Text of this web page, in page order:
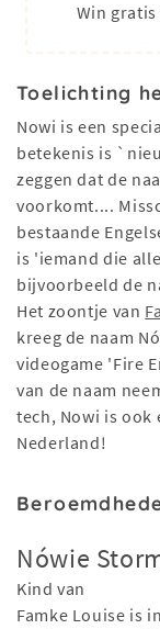
Win
Toelichting
Nowi is een
betekenis is
zeggen dat de
voorkomt....
bestaande
is 'iemand die
bijvoorbeeld de
Het zoontje van
kreeg de naam
videogame 'Fire
van de naam
tech, Nowi is
Nederland!
Nówie
Kind van
Famke Louise is